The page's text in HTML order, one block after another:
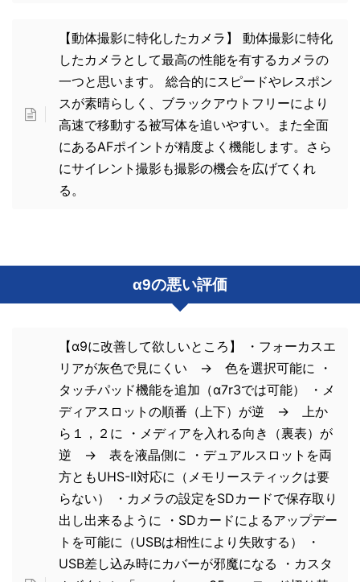
【動体撮影に特化したカメラ】 動体撮影に特化
したカメラとして最高の性能を有するカメラの
一つと思います。 総合的にスピードやレスポン
スが素晴らしく、ブラックアウトフリーにより
高速で移動する被写体を追いやすい。また全面
にあるAFポイントが精度よく機能します。さら
にサイレント撮影も撮影の機会を広げてくれ
る。
α9の悪い評価
【α9に改善して欲しいところ】 ・フォーカスエ
リアが灰色で見にくい → 色を選択可能に ・
タッチパッド機能を追加（α7r3では可能） ・メ
ディアスロットの順番（上下）が逆 → 上か
ら１，２に ・メディアを入れる向き（裏表）が
逆 → 表を液晶側に ・デュアルスロットを両
方ともUHS-II対応に（メモリースティックは要
らない） ・カメラの設定をSDカードで保存取り
出し出来るように ・SDカードによるアップデー
トを可能に（USBは相性により失敗する） ・
USB差し込み時にカバーが邪魔になる ・カスタ